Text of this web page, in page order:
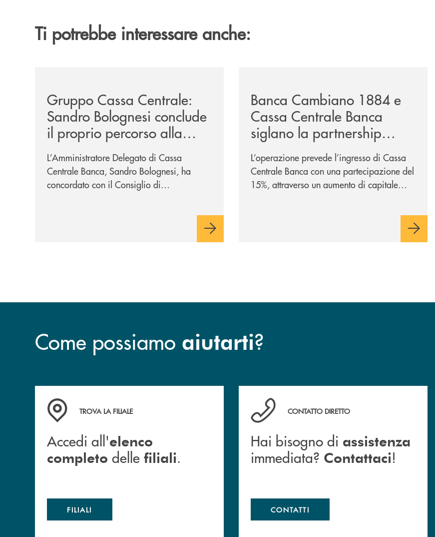
Ti potrebbe interessare anche:
Gruppo Cassa Centrale:
Sandro Bolognesi conclude
il proprio percorso alla
guida del Gruppo Cassa
Centrale
L’Amministratore Delegato di Cassa
Centrale Banca, Sandro Bolognesi, ha
concordato con il Consiglio di
una dimensione di vertice nel panorama
Banca Cambiano 1884 e
Cassa Centrale Banca
siglano la partnership
strategica
L’operazione prevede l’ingresso di Cassa
Centrale Banca con una partecipazione del
15%, attraverso un aumento di capitale
sulla condivisione di valori comuni e sulla
prossimità ai territori, per ampliare l’offerta
Come possiamo aiutarti?
Accedi all' elenco completo delle filiali .
TROVA LA FILIALE
Accedi all'elenco
completo delle filiali.
FILIALI
Hai bisogno di assistenza immediata? Contattaci !
CONTATTO DIRETTO
Hai bisogno di assistenza
immediata? Contattaci!
CONTATTI